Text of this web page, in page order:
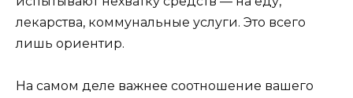
лекарства, коммунальные услуги. Это всего
лишь ориентир.
На самом деле важнее соотношение вашего